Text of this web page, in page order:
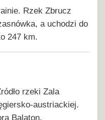
Rzek Zbrucz
a uchodzi do
247 km.
rzeki Zala
austriackiej.
Balaton.